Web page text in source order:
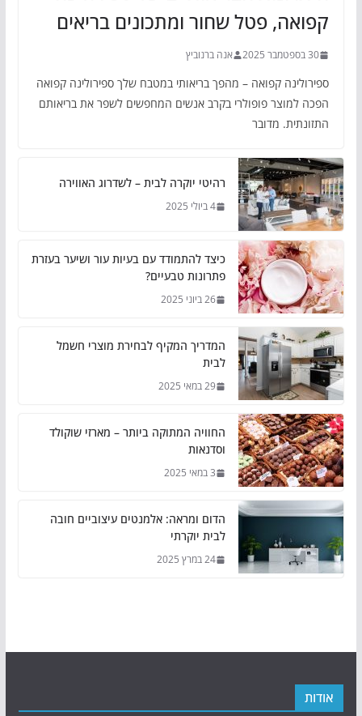
קפואה, פטל שחור ומתכונים בריאים
30 בספטמבר 2025 אנה ברנוביץ
ספירולינה קפואה – מהפך בריאותי במטבח שלך ספירולינה קפואה
הפכה למוצר פופולרי בקרב אנשים המחפשים לשפר את בריאותם
התזונתית. מדובר
רהיטי יוקרה לבית – לשדרוג האווירה
4 ביולי 2025
כיצד להתמודד עם בעיות עור ושיער בעזרת
פתרונות טבעיים?
26 ביוני 2025
המדריך המקיף לבחירת מוצרי חשמל
לבית
29 במאי 2025
החוויה המתוקה ביותר – מארזי שוקולד
וסדנאות
3 במאי 2025
הדום ומראה: אלמנטים עיצוביים חובה
לבית יוקרתי
24 במרץ 2025
אודות